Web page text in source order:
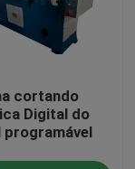
cortando
Digital do
programável